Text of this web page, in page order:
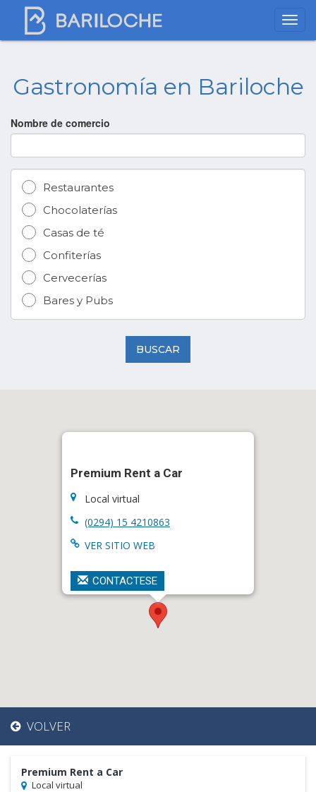
Gastronomía en Bariloche
Nombre de comercio
Restaurantes
Chocolaterías
Casas de té
Confiterías
Cervecerías
Bares y Pubs
BUSCAR
Premium Rent a Car
Local virtual
(0294) 15 4210863
VER SITIO WEB
CONTACTESE
VOLVER
Premium Rent a Car
Local virtual